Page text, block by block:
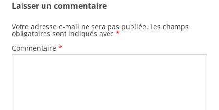
Laisser un commentaire
Votre adresse e-mail ne sera pas publiée. Les champs
obligatoires sont indiqués avec *
Commentaire *